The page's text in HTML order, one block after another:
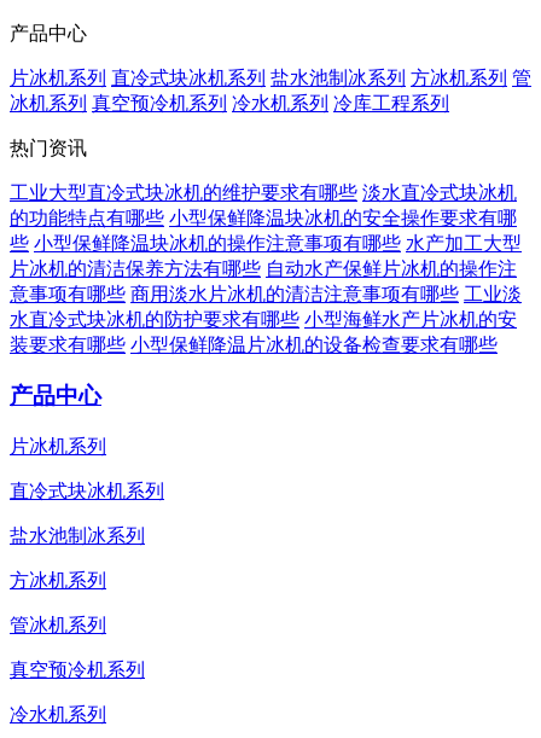
产品中心
片冰机系列 直冷式块冰机系列 盐水池制冰系列 方冰机系列 管
冰机系列 真空预冷机系列 冷水机系列 冷库工程系列
热门资讯
工业大型直冷式块冰机的维护要求有哪些 淡水直冷式块冰机
的功能特点有哪些 小型保鲜降温块冰机的安全操作要求有哪
些 小型保鲜降温块冰机的操作注意事项有哪些 水产加工大型
片冰机的清洁保养方法有哪些 自动水产保鲜片冰机的操作注
意事项有哪些 商用淡水片冰机的清洁注意事项有哪些 工业淡
水直冷式块冰机的防护要求有哪些 小型海鲜水产片冰机的安
装要求有哪些 小型保鲜降温片冰机的设备检查要求有哪些
产品中心
片冰机系列
直冷式块冰机系列
盐水池制冰系列
方冰机系列
管冰机系列
真空预冷机系列
冷水机系列